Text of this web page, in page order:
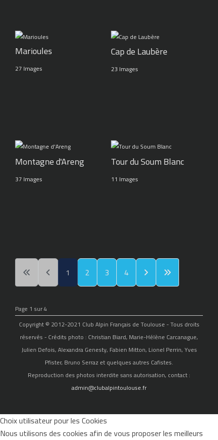
Marioules
27 Images
Cap de Laubère
23 Images
Montagne d'Areng
37 Images
Tour du Soum Blanc
11 Images
1 2 3 4
Page 1 sur 4
Copyright © 2012-2021 Club Alpin Français de Toulouse - Tous droits
réservés - Crédits photo : Christian Biard, Marie-Hélène Carcanague,
Julien Defois, Alexandra Genesty, Fabien Mitton, Lionel Perrin, Yves
Pfister, Bruno Serraz et quelques autres Cafistes.
Reproduction des photos interdite sans autorisation, contact :
admin@clubalpintoulouse.fr
Choix utilisateur pour les Cookies
Nous utilisons des cookies afin de vous proposer les meilleurs